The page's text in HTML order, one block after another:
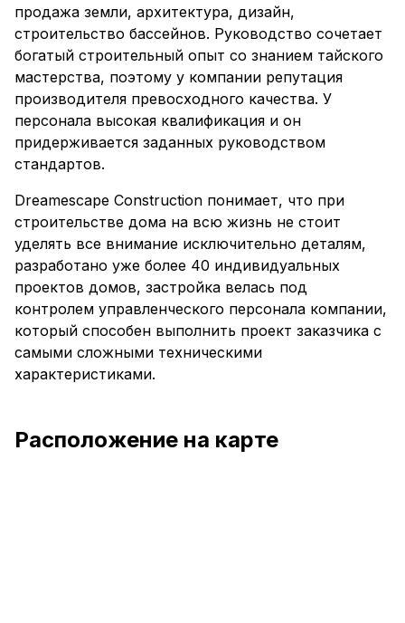
продажа земли, архитектура, дизайн,
строительство бассейнов. Руководство сочетает
богатый строительный опыт со знанием тайского
мастерства, поэтому у компании репутация
производителя превосходного качества. У
персонала высокая квалификация и он
придерживается заданных руководством
стандартов.
Dreamescape Construction понимает, что при
строительстве дома на всю жизнь не стоит
уделять все внимание исключительно деталям,
разработано уже более 40 индивидуальных
проектов домов, застройка велась под
контролем управленческого персонала компании,
который способен выполнить проект заказчика с
самыми сложными техническими
характеристиками.
Расположение на карте